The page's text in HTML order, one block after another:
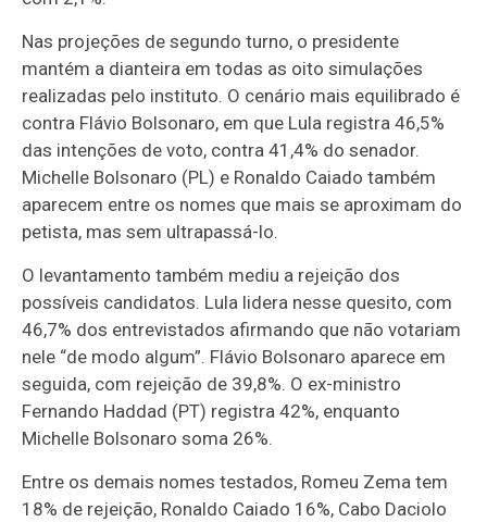
Nas projeções de segundo turno, o presidente
mantém a dianteira em todas as oito simulações
realizadas pelo instituto. O cenário mais equilibrado é
contra Flávio Bolsonaro, em que Lula registra 46,5%
das intenções de voto, contra 41,4% do senador.
Michelle Bolsonaro (PL) e Ronaldo Caiado também
aparecem entre os nomes que mais se aproximam do
petista, mas sem ultrapassá-lo.
O levantamento também mediu a rejeição dos
possíveis candidatos. Lula lidera nesse quesito, com
46,7% dos entrevistados afirmando que não votariam
nele “de modo algum”. Flávio Bolsonaro aparece em
seguida, com rejeição de 39,8%. O ex-ministro
Fernando Haddad (PT) registra 42%, enquanto
Michelle Bolsonaro soma 26%.
Entre os demais nomes testados, Romeu Zema tem
18% de rejeição, Ronaldo Caiado 16%, Cabo Daciolo